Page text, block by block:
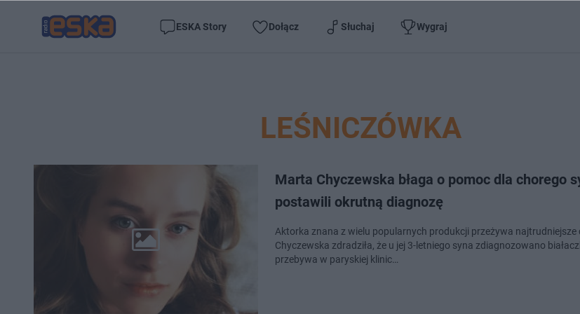
ESKA Story Dołącz Słuchaj Wygraj
LEŚNICZÓWKA
Marta Chyczewska błaga o pomoc dla chorego
postawili okrutną diagnozę
Aktorka znana z wielu popularnych produkcji przeżywa najtrudniejsze
Chyczewska zdradziła, że u jej 3-letniego syna zdiagnozowano
przebywa w paryskiej klinic…